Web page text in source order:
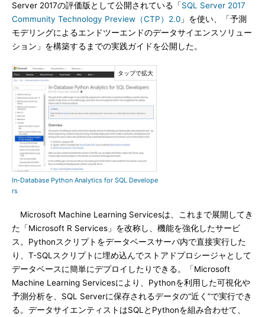
Server 2017の評価版として公開されている「SQL Server 2017
Community Technology Preview（CTP）2.0 」を使い、「予測
モデリングによるエンドツーエンドのデータサイエンスソリュー
ション」を構築するまでの実践ガイドを公開した。
In-Database Python Analytics for SQL Develope
rs
Microsoft Machine Learning Servicesは、これまで展開してき
た「Microsoft R Services」を改称し、機能を強化したサービ
ス。Pythonスクリプトをデータベースサーバ内で直接実行した
り、T-SQLスクリプトに埋め込んでストアドプロシージャとして
データベースに簡単にデプロイしたりできる。「Microsoft
Machine Learning Servicesにより、Pythonを利用した可視化や
予測分析を、SQL Serverに保存されるデータの“近く”で実行でき
る。データサイエンティストはSQLとPythonを組み合わせて、